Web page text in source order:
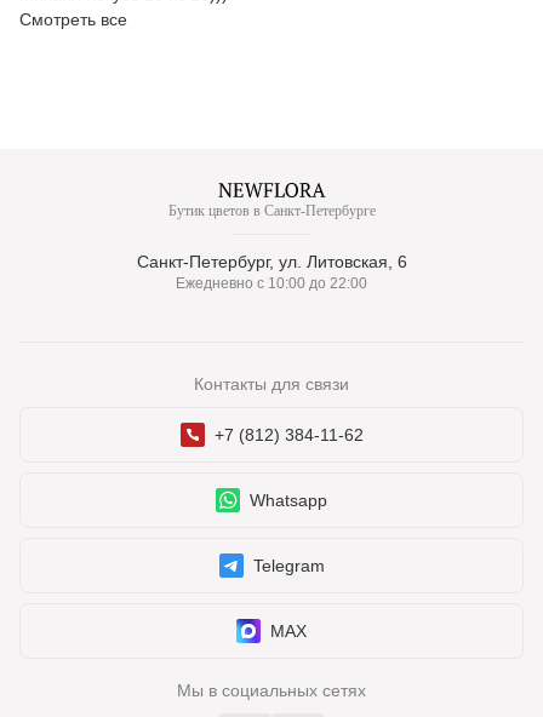
Смотреть все
Бутик цветов в Санкт-Петербурге
Санкт-Петербург, ул. Литовская, 6
Ежедневно с 10:00 до 22:00
Контакты для связи
+7 (812) 384-11-62
Whatsapp
Telegram
MAX
Мы в социальных сетях